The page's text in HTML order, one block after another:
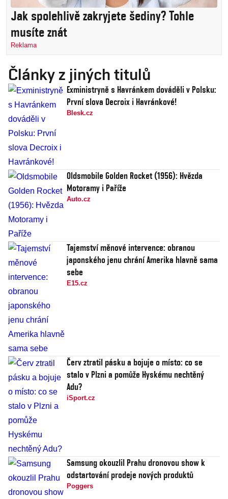
Jak spolehlivě zakryjete šediny? Tohle
musíte znát
Reklama
Články z jiných titulů
Exministryně s Havránkem dováděli v Polsku:
První slova Decroix i Havránkové!
Blesk.cz
Oldsmobile Golden Rocket (1956): Hvězda
Motoramy i Paříže
Auto.cz
Tajemství měnové intervence: obranou
japonského jenu chrání Amerika hlavně sama
sebe
E15.cz
Červ ztratil pásku a bojuje o místo: co se
stalo v Plzni a pomůže Hyskému nechtěný
Adu?
iSport.cz
Samsung okouzlil Prahu dronovou show k
odstartování prodeje nových produktů
Poggers